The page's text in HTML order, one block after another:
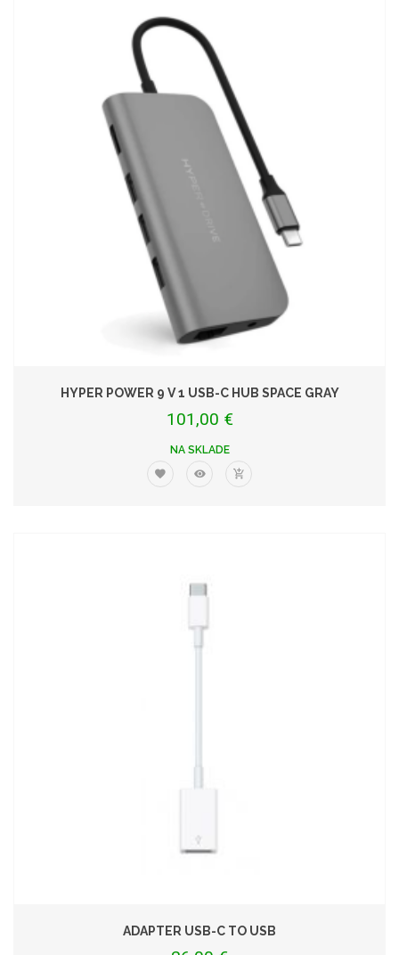
HYPER POWER 9 V 1 USB-C HUB SPACE GRAY
101,00 €
NA SKLADE
ADAPTER USB-C TO USB